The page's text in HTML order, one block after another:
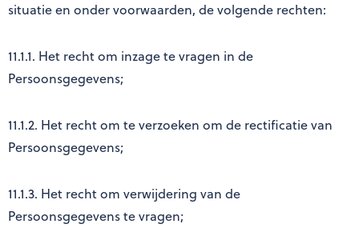
situatie en onder voorwaarden, de volgende rechten:
11.1.1. Het recht om inzage te vragen in de
Persoonsgegevens;
11.1.2. Het recht om te verzoeken om de rectificatie van
Persoonsgegevens;
11.1.3. Het recht om verwijdering van de
Persoonsgegevens te vragen;